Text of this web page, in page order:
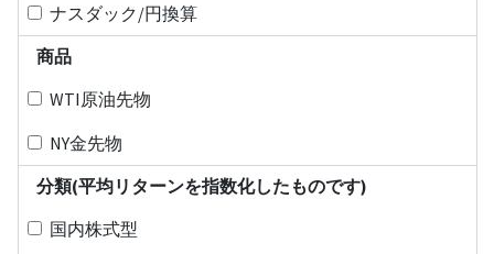
ナスダック/円換算
商品
WTI原油先物
NY金先物
分類(平均リターンを指数化したものです)
国内株式型